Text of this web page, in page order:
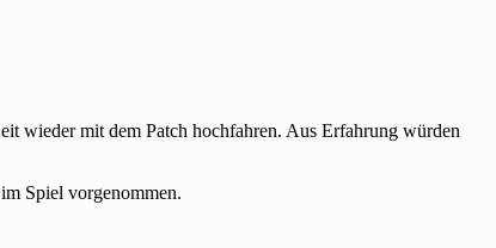
wieder mit dem Patch hochfahren. Aus Erfahrung würden
Spiel vorgenommen.